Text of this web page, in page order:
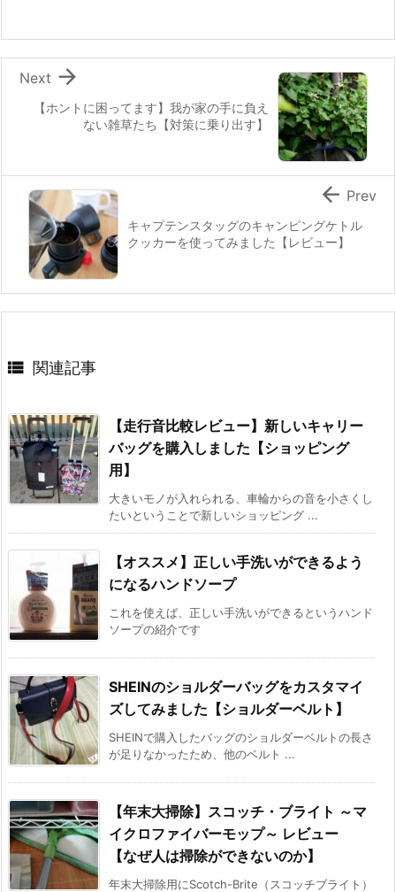
【ホントに困ってます】我が家の手に負え
ない雑草たち【対策に乗り出す】

Next
キャプテンスタッグのキャンピングケトル
クッカーを使ってみました【レビュー】
 Prev
 関連記事
【走行音比較レビュー】新しいキャリー
バッグを購入しました【ショッピング
用】
大きいモノが入れられる、車輪からの音を小さくし
たいということで新しいショッピング ...
【オススメ】正しい手洗いができるよう
になるハンドソープ
これを使えば、正しい手洗いができるというハンド
ソープの紹介です
SHEINのショルダーバッグをカスタマイ
ズしてみました【ショルダーベルト】
SHEINで購入したバッグのショルダーベルトの長さ
が足りなかったため、他のベルト ...
【年末大掃除】スコッチ・ブライト ～マ
イクロファイバーモップ～ レビュー
【なぜ人は掃除ができないのか】
年末大掃除用にScotch-Brite（スコッチブライト）